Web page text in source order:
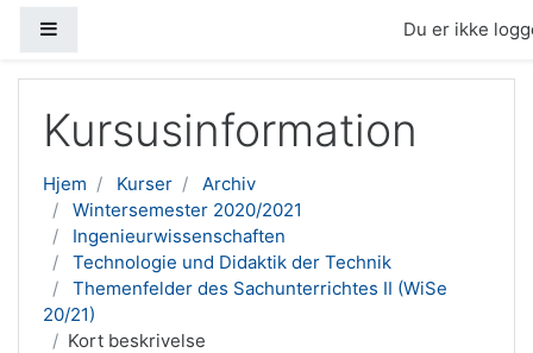
Du er ikke
Kursusinformation
Hjem Kurser
Archiv
Wintersemester 2020/2021
Ingenieurwissenschaften
Technologie und Didaktik der Technik
Themenfelder des Sachunterrichtes II (WiSe
20/21)
Kort beskrivelse